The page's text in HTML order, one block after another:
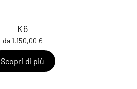
K6
da 1.150,00 €
Scopri di più